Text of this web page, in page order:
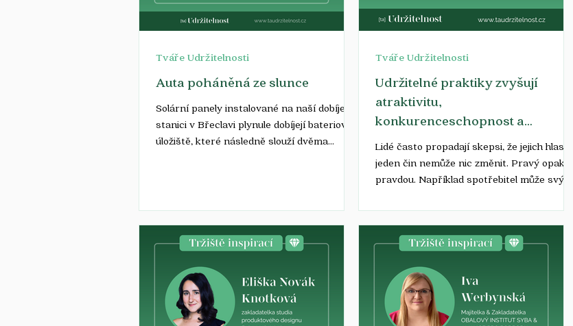
Auta poháněná ze slunce
Solární panely instalované na naší dobíjecí
stanici v Břeclavi plynule dobíjejí bateriové
úložiště, které následně slouží dvěma...
Tváře Udržitelnosti
Udržitelné praktiky zvyšují
atraktivitu,
konkurenceschopnost a
inovativnost firem
Lidé často propadají skepsi, že jejich hlas či
jeden čin nemůže nic změnit. Pravý opak je
pravdou. Například spotřebitel může svým...
Tváře Udržitelnosti